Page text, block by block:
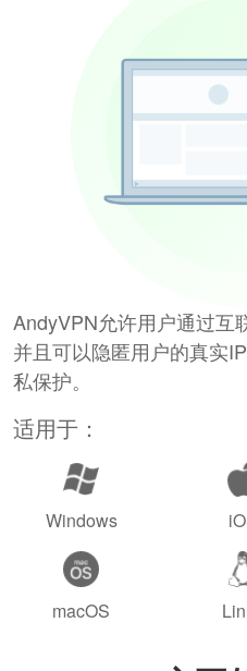
AndyVPN允许用户通过互
并且可以隐匿用户的真实
私保护。
适用于：
Windows
macOS